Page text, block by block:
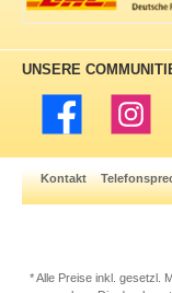
UNSERE
Facebook Instagram
Kontakt
* Alle Preise inkl. gesetzl.